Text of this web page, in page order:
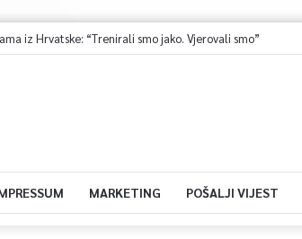
MARKETING POŠALJI VIJEST